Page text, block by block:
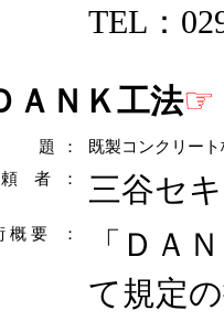
TEL：
ＡＮＫ工法☞
題 ：
既製コンクリー
者
： 三谷セ
概 要 ：
「ＤＡ
て規定